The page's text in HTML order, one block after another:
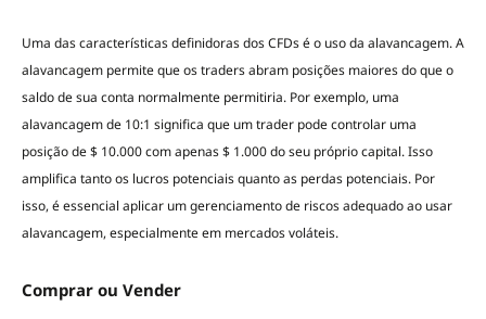
Uma das características definidoras dos CFDs é o uso da alavancagem. A
alavancagem permite que os traders abram posições maiores do que o
saldo de sua conta normalmente permitiria. Por exemplo, uma
alavancagem de 10:1 significa que um trader pode controlar uma
posição de $ 10.000 com apenas $ 1.000 do seu próprio capital. Isso
amplifica tanto os lucros potenciais quanto as perdas potenciais. Por
isso, é essencial aplicar um gerenciamento de riscos adequado ao usar
alavancagem, especialmente em mercados voláteis.
Comprar ou Vender